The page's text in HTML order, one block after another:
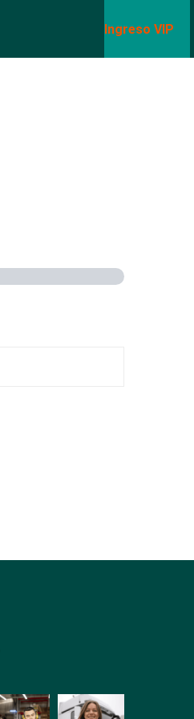
Ingreso VIP